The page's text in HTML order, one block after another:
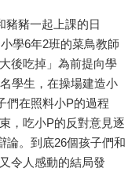
豬一起上課的日
學6年2班的菜鳥教師
後吃掉」為前提向學
學生，在操場建造小
們在照料小P的過程
，吃小P的反對意見逐
論。到底26個孩子們和
令人感動的結局發